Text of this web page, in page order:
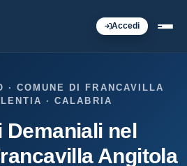
Accedi
· COMUNE DI FRANCAVILLA
· CALABRIA
nel
Angitola